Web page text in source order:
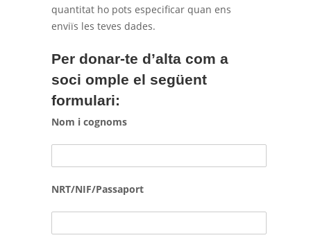
quantitat ho pots especificar quan ens
enviïs les teves dades.
Per donar-te d’alta com a
soci omple el següent
formulari:
Nom i cognoms
NRT/NIF/Passaport